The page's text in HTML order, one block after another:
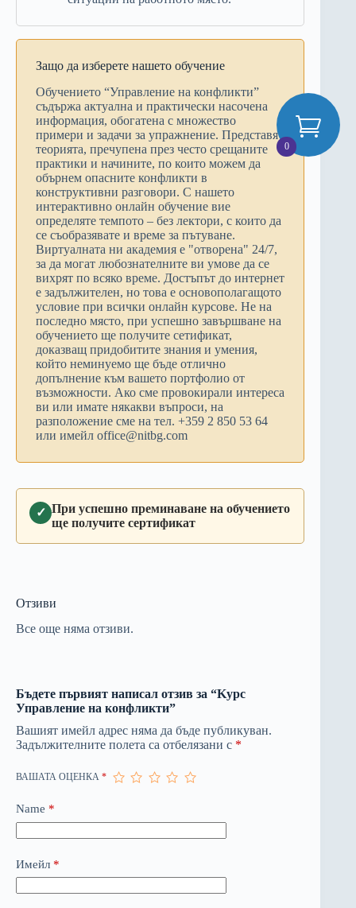
Защо да изберете нашето обучение
Обучението “Управление на конфликти”
съдържа актуална и практически насочена
информация, обогатена с множество
примери и задачи за упражнение. Представя
теорията, пречупена през често срещаните
практики и начините, по които можем да
обърнем опасните конфликти в
конструктивни разговори. С нашето
интерактивно онлайн обучение вие
определяте темпото – без лектори, с които да
се съобразявате и време за пътуване.
Виртуалната ни академия е "отворена" 24/7,
за да могат любознателните ви умове да се
вихрят по всяко време. Достъпът до интернет
е задължителен, но това е основополагащото
условие при всички онлайн курсове. Не на
последно място, при успешно завършване на
обучението ще получите сетификат,
доказващ придобитите знания и умения,
който неминуемо ще бъде отлично
допълнение към вашето портфолио от
възможности. Ако сме провокирали интереса
ви или имате някакви въпроси, на
разположение сме на тел. +359 2 850 53 64
или имейл office@nitbg.com
✓ При успешно преминаване на обучението
ще получите сертификат
Отзиви
Все още няма отзиви.
Бъдете първият написал отзив за “Kурс
Управление на конфликти”
Вашият имейл адрес няма да бъде публикуван.
Задължителните полета са отбелязани с *
ВАШАТА ОЦЕНКА *
Name *
Имейл *
0